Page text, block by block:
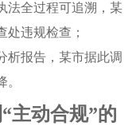
法全过程可追溯，某
处违规检查；
析报告，某市据此调
主动合规”的